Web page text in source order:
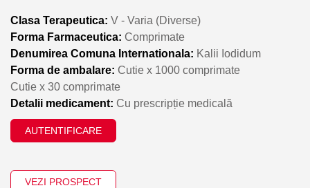
Clasa Terapeutica: V - Varia (Diverse)
Forma Farmaceutica: Comprimate
Denumirea Comuna Internationala: Kalii Iodidum
Forma de ambalare: Cutie x 1000 comprimate
Cutie x 30 comprimate
Detalii medicament: Cu prescripție medicală
AUTENTIFICARE
VEZI PROSPECT